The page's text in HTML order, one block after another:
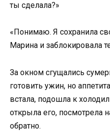
ты сделала?»
«Понимаю. Я сохранила
Марина и заблокировала
За окном сгущались
готовить ужин, но
встала, подошла к
открыла его, посмотрела
обратно.